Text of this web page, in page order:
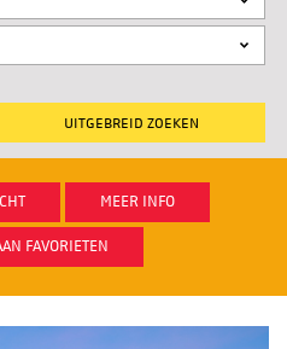
UITGEBREID ZOEKEN
MEER INFO
FAVORIETEN